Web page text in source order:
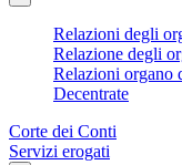
Relazioni degli
Relazione degli
Relazioni organo
Decentrate
Corte dei Conti
Servizi erogati